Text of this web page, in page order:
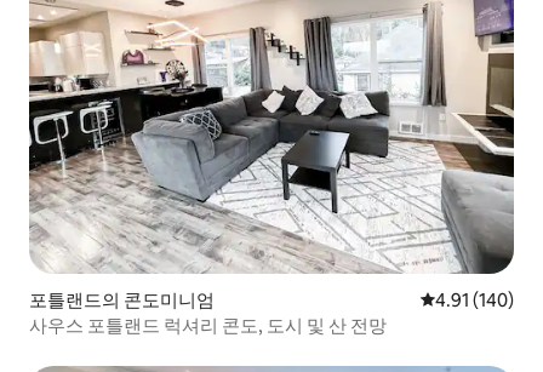
포틀랜드의 콘도미니엄 평점 4.91점(5
4.91 (140)
사우스 포틀랜드 럭셔리 콘도, 도시 및 산 전망